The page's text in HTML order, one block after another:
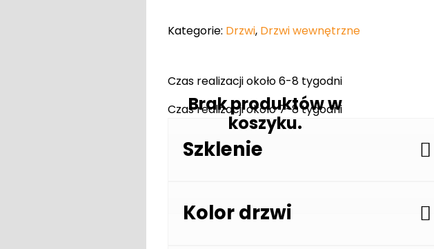
Brak produktów w
koszyku.
Kategorie: Drzwi, Drzwi wewnętrzne
Czas realizacji około 6-8 tygodni
Czas realizacji około 7-8 tygodni
Szklenie
Kolor drzwi